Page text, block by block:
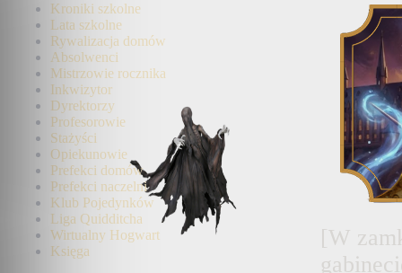
Kroniki szkolne
Lata szkolne
Rywalizacja domów
Absolwenci
Mistrzowie rocznika
Inkwizytor
Dyrektorzy
Profesorowie
Stażyści
Opiekunowie
Prefekci domów
Prefekci naczelni
Klub Pojedynków
Liga Quidditcha
Wirtualny Hogwart
Księga
[W